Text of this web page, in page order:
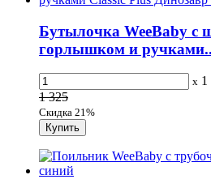
Бутылочка WeeBaby с
горлышком и
x 1
1 325
Скидка 21%